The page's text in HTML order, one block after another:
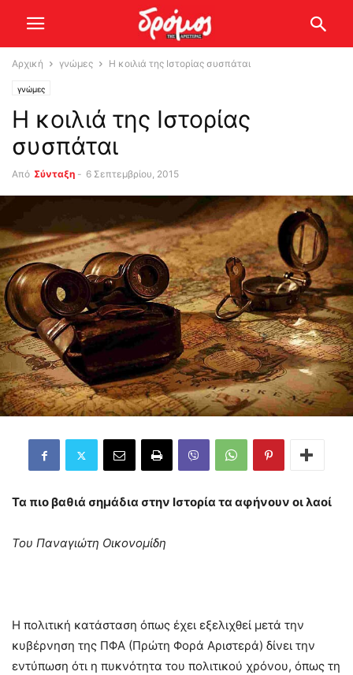
Αρχική γνώμες Η κοιλιά της Ιστορίας συσπάται
γνώμες
Η κοιλιά της Ιστορίας
συσπάται
Από Σύνταξη - 6 Σεπτεμβρίου, 2015
Τα πιο βαθιά σημάδια στην Ιστορία τα αφήνουν οι λαοί
Του Παναγιώτη Οικονομίδη
Η πολιτική κατάσταση όπως έχει εξελιχθεί μετά την
κυβέρνηση της ΠΦΑ (Πρώτη Φορά Αριστερά) δίνει την
εντύπωση ότι η πυκνότητα του πολιτικού χρόνου, όπως τη